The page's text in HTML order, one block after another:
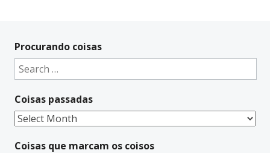
t
e
a
t
i
v
Procurando coisas
Search
for:
Coisas passadas
Coisas
Coisas que marcam os coisos